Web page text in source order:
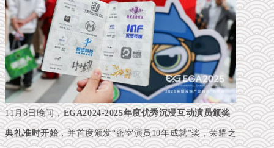
11月8日晚间，EGA2024-2025年度优秀沉浸互动演员颁奖
典礼准时开始，并首度颁发“密室演员10年成就”奖，荣耀之